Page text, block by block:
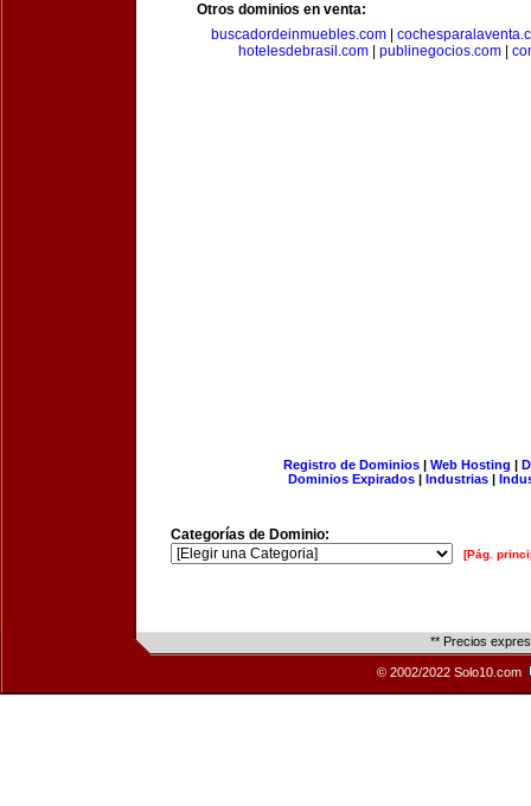
Otros dominios en venta:
buscadordeinmuebles.com
hotelesdebrasil.com
publinegocios.com
Registro de Dominios| Web Hosting |
Dominios Expirados | Industrias |
Categorías de Dominio:
[Pág.
** Precios
© 2002/2022 Solo10.com